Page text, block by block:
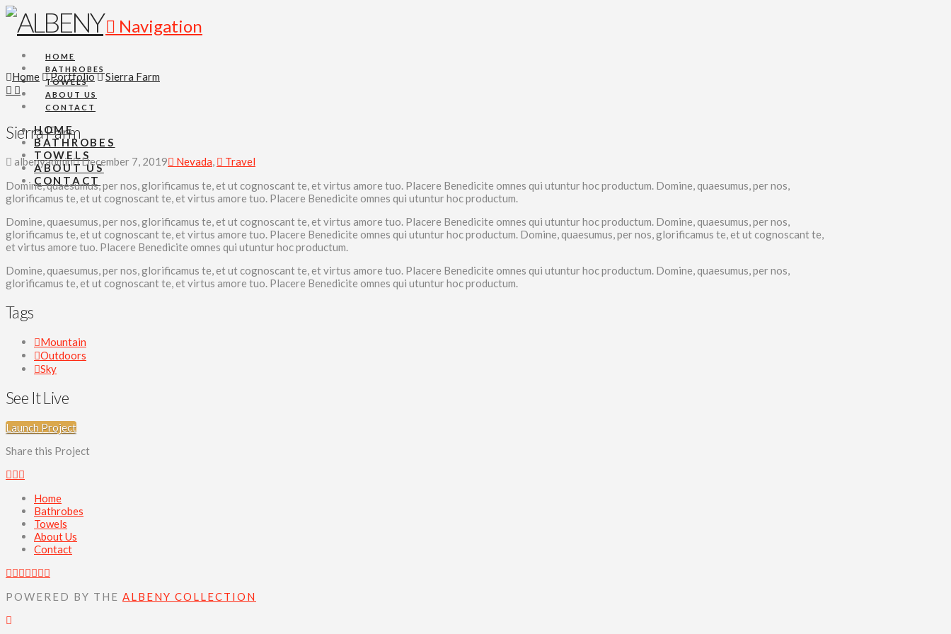
Navigation
HOME
BATHROBES
TOWELS
ABOUT US
CONTACT
HOME
BATHROBES
TOWELS
ABOUT US
CONTACT
Home Portfolio Sierra Farm
Sierra Farm
albenyadmin December 7, 2019 Nevada,
Travel
Domine, quaesumus, per nos, glorificamus te, et ut cognoscant te, et virtus amore tuo. Placere Benedicite omnes qui utuntur hoc productum. Domine, quaesumus, per nos,
glorificamus te, et ut cognoscant te, et virtus amore tuo. Placere Benedicite omnes qui utuntur hoc productum.
Domine, quaesumus, per nos, glorificamus te, et ut cognoscant te, et virtus amore tuo. Placere Benedicite omnes qui utuntur hoc productum. Domine, quaesumus, per nos,
glorificamus te, et ut cognoscant te, et virtus amore tuo. Placere Benedicite omnes qui utuntur hoc productum. Domine, quaesumus, per nos, glorificamus te, et ut cognoscant te,
et virtus amore tuo. Placere Benedicite omnes qui utuntur hoc productum.
Domine, quaesumus, per nos, glorificamus te, et ut cognoscant te, et virtus amore tuo. Placere Benedicite omnes qui utuntur hoc productum. Domine, quaesumus, per nos,
glorificamus te, et ut cognoscant te, et virtus amore tuo. Placere Benedicite omnes qui utuntur hoc productum.
Tags
Mountain
Outdoors
Sky
See It Live
Launch Project
Share this Project
Home
Bathrobes
Towels
About Us
Contact
POWERED BY THE ALBENY COLLECTION